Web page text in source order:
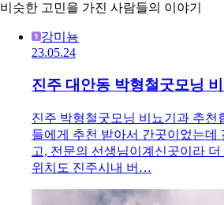
비슷한 고민을 가진 사람들의 이야기
강미뇽
23.05.24
진주 대안동 박형철굿모닝
진주 박형철굿모닝 비뇨기과 추천
들에게 추천 받아서 간곳이었는데
고, 전문의 선생님이계신곳이라
위치도 진주시내 버…